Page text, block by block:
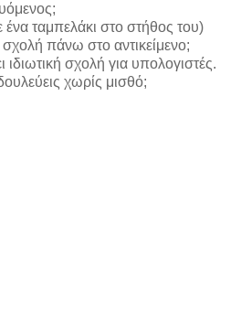
ένα ταμπελάκι στο στήθος του)
πάνω στο αντικείμενο;
σχολή για υπολογιστές.
χωρίς μισθό;